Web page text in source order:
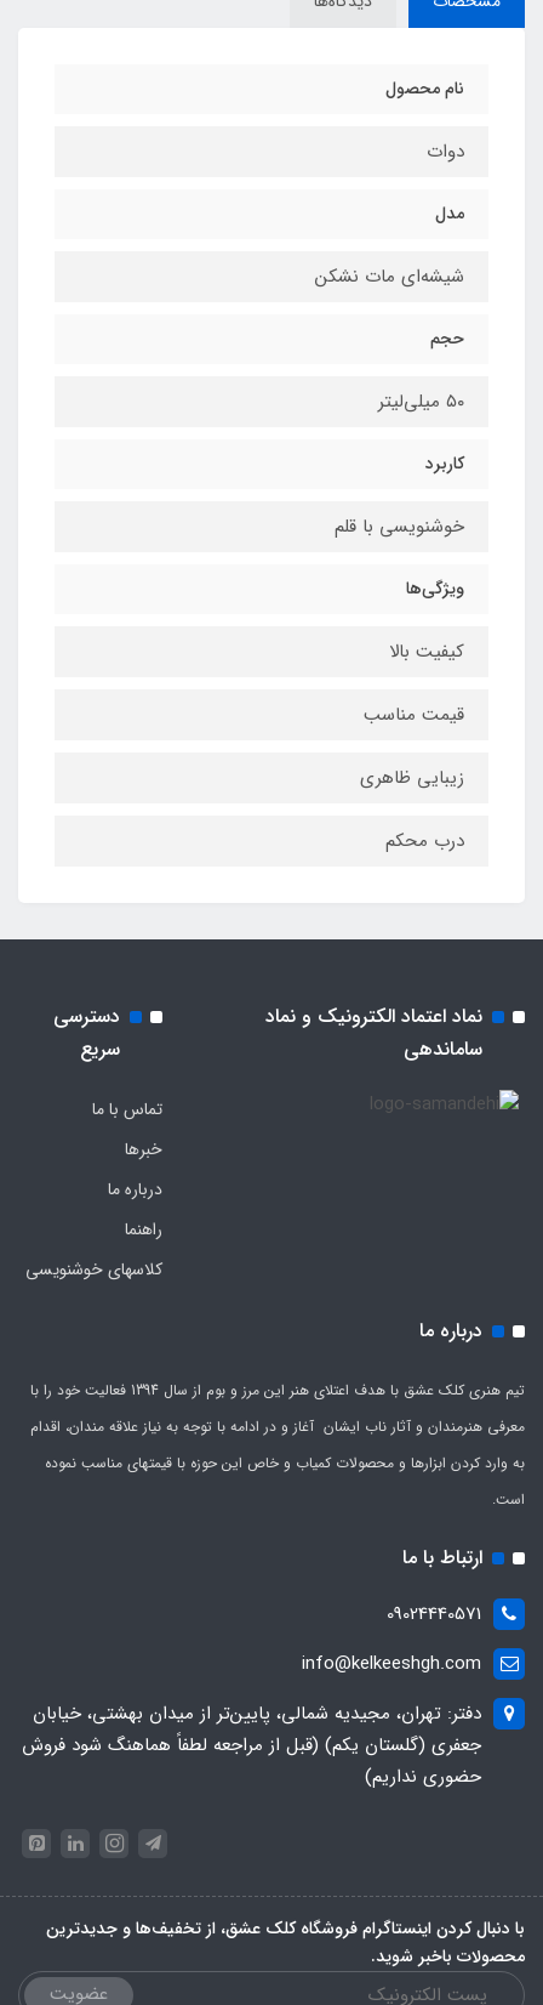
نام محصول
دوات
مدل
شیشه‌ای مات نشکن
حجم
۵۰ میلی‌لیتر
کاربرد
خوشنویسی با قلم
ویژگی‌ها
کیفیت بالا
قیمت مناسب
زیبایی ظاهری
درب محکم
نماد اعتماد الکترونیک و نماد
ساماندهی
دسترسی
سریع
تماس با ما
خبرها
درباره ما
راهنما
کلاسهای خوشنویسی
درباره ما
تیم هنری کلک عشق با هدف اعتلای هنر این مرز و بوم از سال 1394 فعالیت خود را با
معرفی هنرمندان و آثار ناب ایشان آغاز و در ادامه با توجه به نیاز علاقه مندان، اقدام
به وارد کردن ابزارها و محصولات کمیاب و خاص این حوزه با قیمتهای مناسب نموده
است.
ارتباط با ما
09024440571
info@kelkeeshgh.com
دفتر: تهران، مجیدیه شمالی، پایین‌تر از میدان بهشتی، خیابان
جعفری (گلستان یکم) (قبل از مراجعه لطفاً هماهنگ شود فروش
حضوری نداریم)
با دنبال کردن اینستاگرام فروشگاه کلک عشق، از تخفیف‌ها و جدیدترین‌
محصولات باخبر شوید.
عضویت